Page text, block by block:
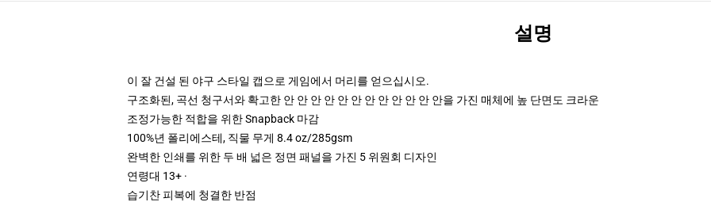
설명
이 잘 건설 된 야구 스타일 캡으로 게임에서 머리를 얻으십시오.
구조화된, 곡선 청구서와 확고한 안 안 안 안 안 안 안 안 안 안 안 안을 가진 매체에 높 단면도 크라운
조정가능한 적합을 위한 Snapback 마감
100%년 폴리에스테, 직물 무게 8.4 oz/285gsm
완벽한 인쇄를 위한 두 배 넓은 정면 패널을 가진 5 위원회 디자인
연령대 13+ ·
습기찬 피복에 청결한 반점